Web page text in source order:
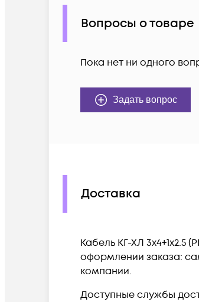
Вопросы о товаре
Пока нет ни одного
Задать вопрос
Доставка
Кабель КГ-ХЛ 3х4+1х2.5
оформлении заказа:
компании.
Доступные службы